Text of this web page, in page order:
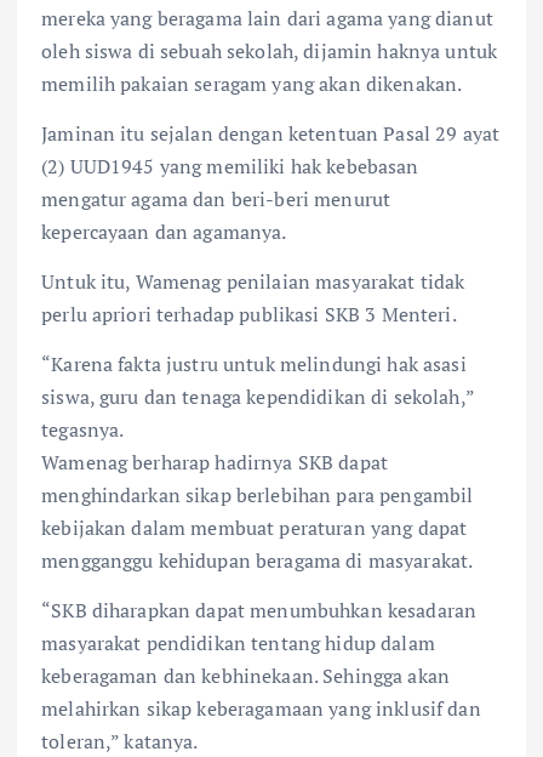
mereka yang beragama lain dari agama yang dianut
oleh siswa di sebuah sekolah, dijamin haknya untuk
memilih pakaian seragam yang akan dikenakan.
Jaminan itu sejalan dengan ketentuan Pasal 29 ayat
(2) UUD1945 yang memiliki hak kebebasan
mengatur agama dan beri-beri menurut
kepercayaan dan agamanya.
Untuk itu, Wamenag penilaian masyarakat tidak
perlu apriori terhadap publikasi SKB 3 Menteri.
“Karena fakta justru untuk melindungi hak asasi
siswa, guru dan tenaga kependidikan di sekolah,”
tegasnya.
Wamenag berharap hadirnya SKB dapat
menghindarkan sikap berlebihan para pengambil
kebijakan dalam membuat peraturan yang dapat
mengganggu kehidupan beragama di masyarakat.
“SKB diharapkan dapat menumbuhkan kesadaran
masyarakat pendidikan tentang hidup dalam
keberagaman dan kebhinekaan. Sehingga akan
melahirkan sikap keberagamaan yang inklusif dan
toleran,” katanya.